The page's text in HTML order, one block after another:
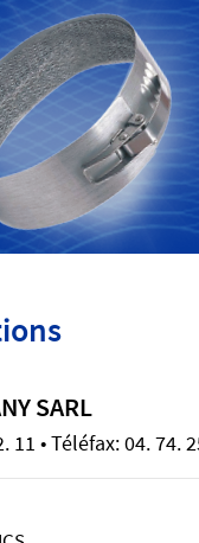
SARL
• Téléfax: 04. 74.